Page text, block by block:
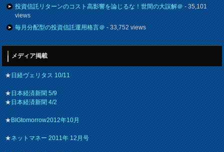
投資信託リターンのコスト高影響を論じるな！世間の大誤解＠- 35,101
views
毎月分配型の投資信託運用格言＠- 33,752 views
メディア掲載
★日経ヴェリタス 10/11
★日本経済新聞 5/9
★日本経済新聞 4/2
★BIGtomorrow2012年10月
★ネットマネー 2011年 12月号